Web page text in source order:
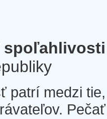
spoľahlivosti
patrí medzi